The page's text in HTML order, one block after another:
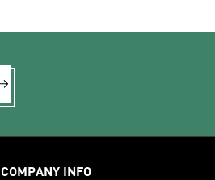
COMPANY INFO